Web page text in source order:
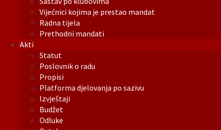
Vijećnici kojima je prestao mandat
Radna tijela
Prethodni mandati
Akti
Statut
Poslovnik o radu
Propisi
Platforma djelovanja po sazivu
Izvještaji
Budžet
Odluke